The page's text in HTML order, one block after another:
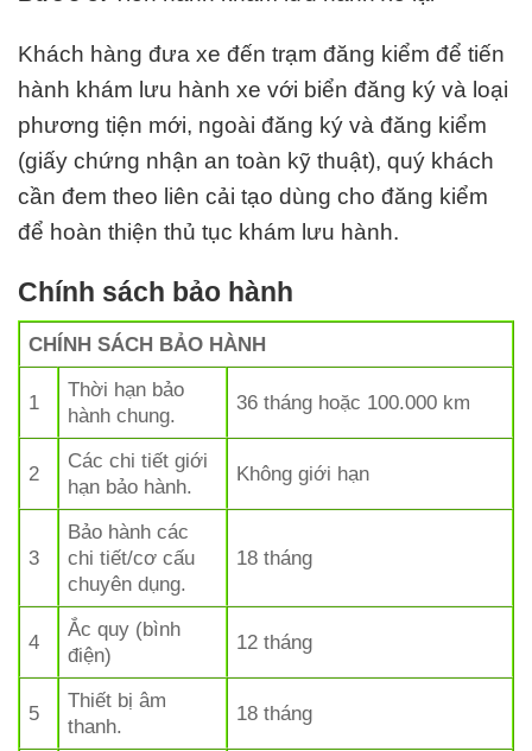
Khách hàng đưa xe đến trạm đăng kiểm để tiến
hành khám lưu hành xe với biển đăng ký và loại
phương tiện mới, ngoài đăng ký và đăng kiểm
(giấy chứng nhận an toàn kỹ thuật), quý khách
cần đem theo liên cải tạo dùng cho đăng kiểm
để hoàn thiện thủ tục khám lưu hành.
Chính sách bảo hành
CHÍNH SÁCH BẢO HÀNH
1
Thời hạn bảo
hành chung.
36 tháng hoặc 100.000 km
2
Các chi tiết giới
hạn bảo hành.
Không giới hạn
3
Bảo hành các
chi tiết/cơ cấu
chuyên dụng.
18 tháng
4
Ắc quy (bình
điện)
12 tháng
5
Thiết bị âm
thanh.
18 tháng